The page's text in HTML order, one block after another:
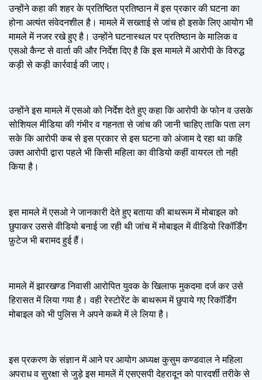
उन्होंने कहा की शहर के प्रतिष्ठित प्रतिष्ठान में इस प्रकार की घटना का
होना अत्यंत संवेदनशील है। मामले में सख्ताई से जांच हो इसके लिए आयोग भी
मामले में नजर रखे हुए है। उन्होंने घटनास्थल पर प्रतिष्ठान के मालिक व
एसओ कैन्ट से वार्ता की और निर्देश दिए है कि इस मामले में आरोपी के विरुद्ध
कड़ी से कड़ी कार्रवाई की जाए।
उन्होंने इस मामले में एसओ को निर्देश देते हुए कहा कि आरोपी के फोन व उसके
सोशियल मीडिया की गंभीर व गहनता से जांच की जानी चाहिए ताकि पता लग
सके कि आरोपी कब से इस प्रकार से इस घटना को अंजाम दे रहा था कहि
उक्त आरोपी द्वारा पहले भी किसी महिला का वीडियो कहीं वायरल तो नही
किया है।
इस मामले में एसओ ने जानकारी देते हुए बताया की बाथरूम में मोबाइल को
छुपाकर उससे वीडियो बनाई जा रही थी जांच में मोबाइल में वीडियो रिकॉर्डिंग
फ़ुटेज भी बरामद हुई हैं।
मामले में झारखण्ड निवासी आरोपित युवक के खिलाफ मुकदमा दर्ज कर उसे
हिरासत में लिया गया है। वही रेस्टोरेंट के बाथरूम में छुपाये गए रिकॉर्डिंग
मोबाइल को भी पुलिस ने अपने कब्जे में ले लिया है।
इस प्रकरण के संज्ञान में आने पर आयोग अध्यक्ष कुसुम कण्डवाल ने महिला
अपराध व सुरक्षा से जुड़े इस मामलें में एसएसपी देहरादून को पारदर्शी तरीके से